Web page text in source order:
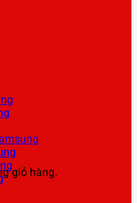
giỏ hàng.